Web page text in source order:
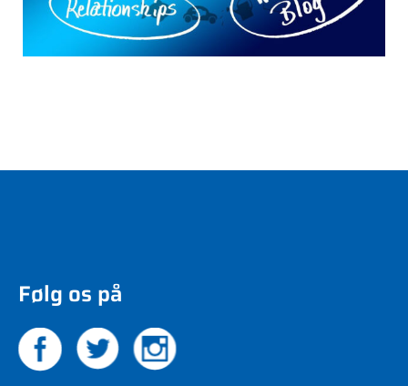
Følg os på